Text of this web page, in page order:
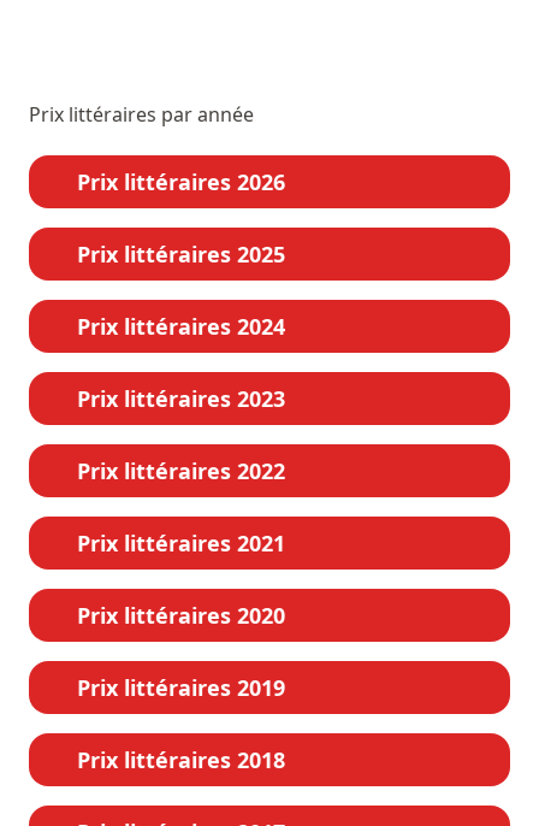
Prix littéraires par année
Prix littéraires 2026
Prix littéraires 2025
Prix littéraires 2024
Prix littéraires 2023
Prix littéraires 2022
Prix littéraires 2021
Prix littéraires 2020
Prix littéraires 2019
Prix littéraires 2018